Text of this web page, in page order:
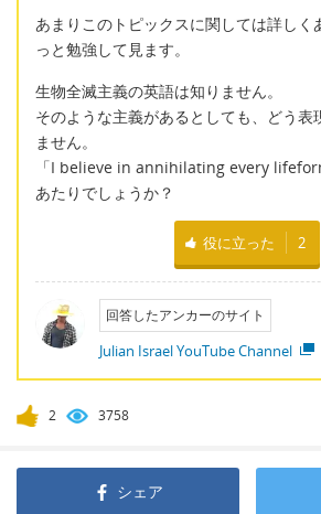
あまりこのトピックスに関しては詳しく
っと勉強して見ます。
生物全滅主義の英語は知りません。
そのような主義があるとしても、どう表
ません。
「I believe in annihilating every
あたりでしょうか？
役に立った 2
回答したアンカーのサイト
Julian Israel YouTube Channel
2 3758
シェア